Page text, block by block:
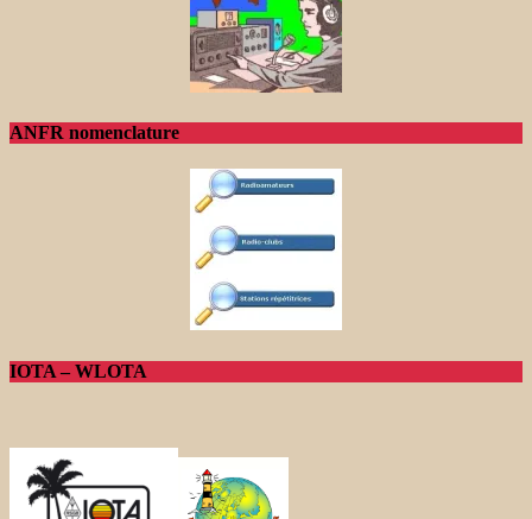
ANFR nomenclature
IOTA – WLOTA